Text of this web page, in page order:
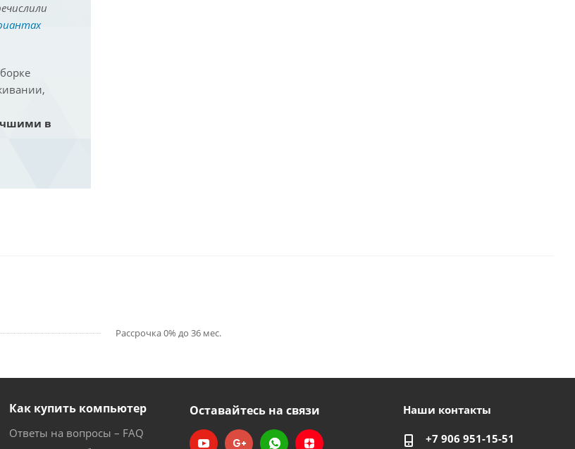
в
Рассрочка 0% до 36 мес.
Как купить компьютер
Ответы на вопросы – FAQ
Оставайтесь на связи Наши контакты
+7 906 951-15-51